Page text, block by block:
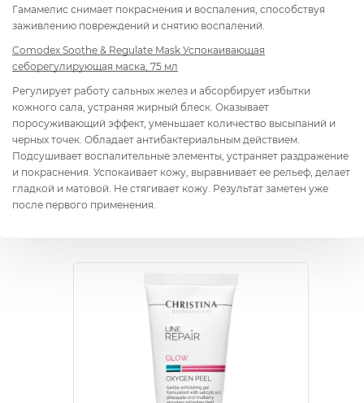
Гамамелис снимает покраснения и воспаления, способствуя
заживлению повреждений и снятию воспалений.
Comodex Soothe & Regulate Mask Успокаивающая
себорегулирующая маска, 75 мл
Регулирует работу сальных желез и абсорбирует избытки
кожного сала, устраняя жирный блеск. Оказывает
поросуживающий эффект, уменьшает количество высыпаний и
черных точек. Обладает антибактериальным действием.
Подсушивает воспалительные элементы, устраняет раздражение
и покраснения. Успокаивает кожу, выравнивает ее рельеф, делает
гладкой и матовой. Не стягивает кожу. Результат заметен уже
после первого применения.